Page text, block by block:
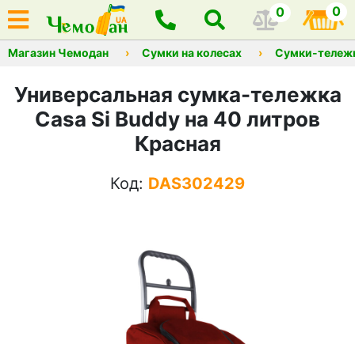
0 0
Магазин Чемодан Сумки на колесах Сумки-
Универсальная сумка-тележка
Casa Si Buddy на 40 литров
Красная
Код: DAS302429